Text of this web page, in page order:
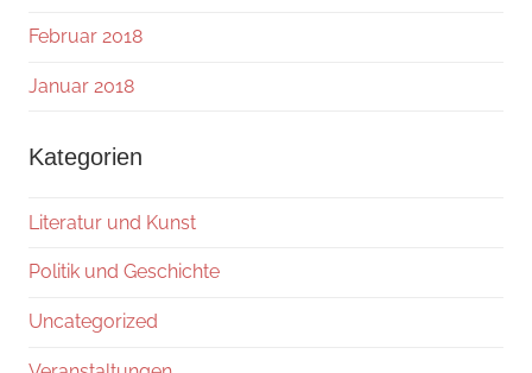
Februar 2018
Januar 2018
Kategorien
Literatur und Kunst
Politik und Geschichte
Uncategorized